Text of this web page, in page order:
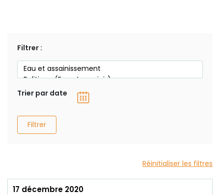
Filtrer :
Trier par date
Filtrer
Réinitialiser les filtres
17 décembre 2020